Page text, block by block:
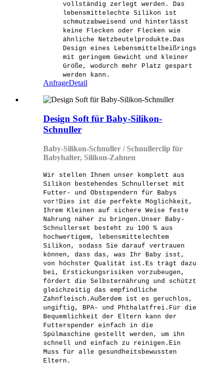
vollständig zerlegt werden. Das
lebensmittelechte Silikon ist
schmutzabweisend und hinterlässt
keine Flecken oder Flecken wie
ähnliche Netzbeutelprodukte.Das
Design eines Lebensmittelbeißrings
mit geringem Gewicht und kleiner
Größe, wodurch mehr Platz gespart
werden kann.
AnfrageDetail
Design Soft für Baby-Silikon-
Schnuller
Baby-Silikon-Schnuller / Schnullerclip für
Babyhalter, Silikon-Zahnen
Wir stellen Ihnen unser komplett aus
Silikon bestehendes Schnullerset mit
Futter- und Obstspendern für Babys
vor!Dies ist die perfekte Möglichkeit,
Ihrem Kleinen auf sichere Weise feste
Nahrung näher zu bringen.Unser Baby-
Schnullerset besteht zu 100 % aus
hochwertigem, lebensmittelechtem
Silikon, sodass Sie darauf vertrauen
können, dass das, was Ihr Baby isst,
von höchster Qualität ist.Es trägt dazu
bei, Erstickungsrisiken vorzubeugen,
fördert die Selbsternährung und schützt
gleichzeitig das empfindliche
Zahnfleisch.Außerdem ist es geruchlos,
ungiftig, BPA- und Phthalatfrei.Für die
Bequemlichkeit der Eltern kann der
Futterspender einfach in die
Spülmaschine gestellt werden, um ihn
schnell und einfach zu reinigen.Ein
Muss für alle gesundheitsbewussten
Eltern.